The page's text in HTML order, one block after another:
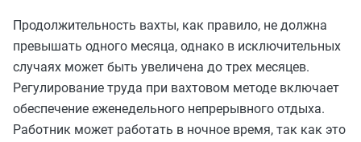
Продолжительность вахты, как правило, не должна
превышать одного месяца, однако в исключительных
случаях может быть увеличена до трех месяцев.
Регулирование труда при вахтовом методе включает
обеспечение еженедельного непрерывного отдыха.
Работник может работать в ночное время, так как это